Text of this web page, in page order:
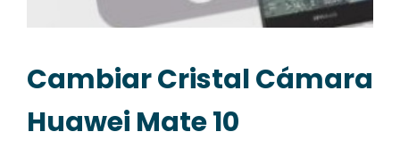
Cambiar Cristal Cámara
Huawei Mate 10